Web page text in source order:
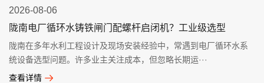
2026-08-06
陇南电厂循环水铸铁闸门配螺杆启闭机？工业级选型
陇南在多年水利工程设计及现场安装经验中，常遇到电厂循环水系
统设备选型问题。许多业主关注成本，但忽略长期运···
查看详情